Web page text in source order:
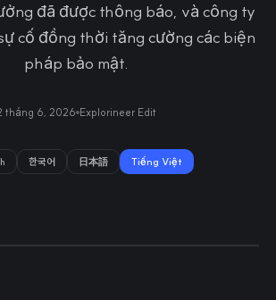
đã được thông báo, và công ty
cố đồng thời tăng cường các biện
pháp bảo mật.
tháng 6, 2026 Explorineer Edit
한국어 日本語 Tiếng Việt